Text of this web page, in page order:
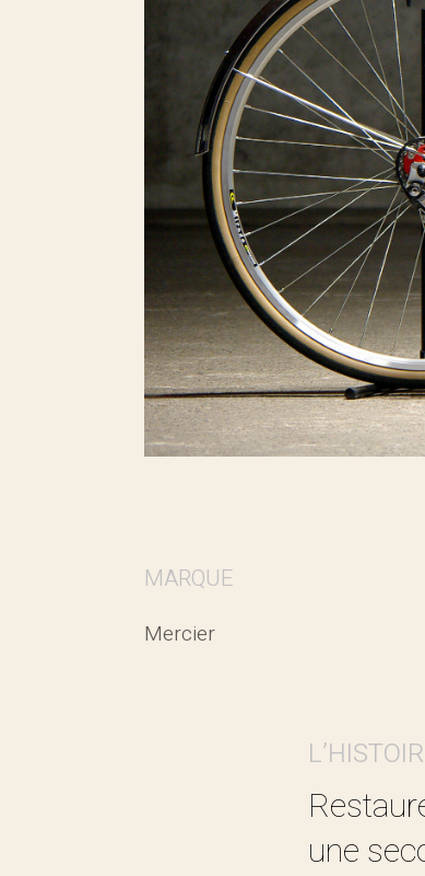
MARQUE
Mercier
une